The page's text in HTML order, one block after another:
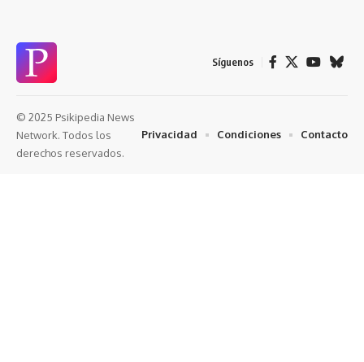
Síguenos
© 2025 Psikipedia News
Network. Todos los
derechos reservados.
Privacidad Condiciones Contacto